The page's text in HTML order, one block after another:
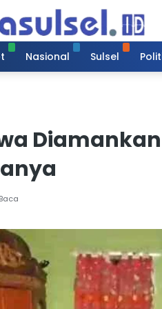
Nasional Sulsel